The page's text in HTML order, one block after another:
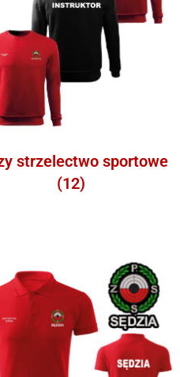
strzelectwo sportowe
(12)